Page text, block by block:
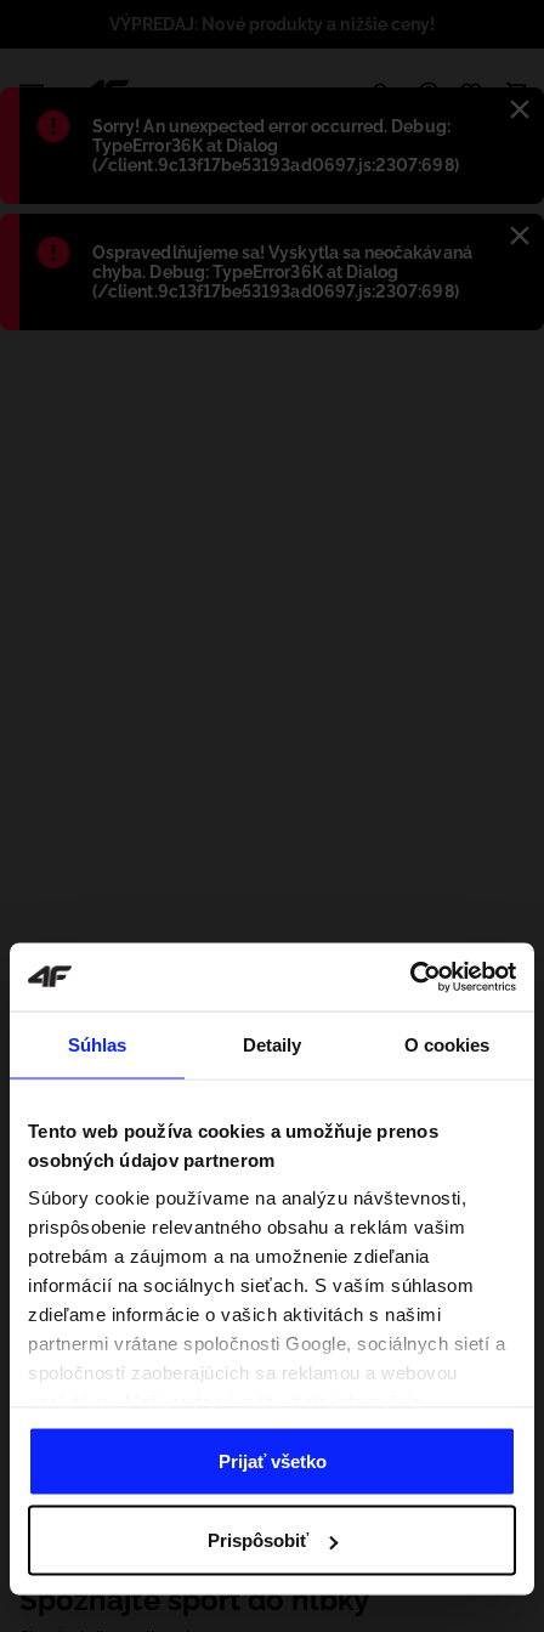
Súhlas Detaily O cookies
Tento web používa cookies a umožňuje prenos
osobných údajov partnerom
Súbory cookie používame na analýzu návštevnosti,
prispôsobenie relevantného obsahu a reklám vašim
potrebám a záujmom a na umožnenie zdieľania
informácií na sociálnych sieťach. S vaším súhlasom
zdieľame informácie o vašich aktivitách s našimi
partnermi vrátane spoločnosti Google, sociálnych sietí a
spoločností zaoberajúcich sa reklamou a webovou
kombinovať s inými, ktoré poskytnete mimo tejto
webovej stránky, ako aj s údajmi, ktoré získajú v
dôsledku vášho používania ich služieb. S vaším
našim partnerom, aby sme zacielili a zlepšili spôsob
zobrazovania online reklamy, vykonali analytický
prieskum, upravili obsah a zlepšili riešenia ponúkané
Prijať všetko
Prispôsobiť
Błąd:
Sorry! An unexpected error occurred. Debug:
TypeError36K at Dialog
(/client.9c13f17be53193ad0697.js:2307:698)
Błąd:
Ospravedlňujeme sa! Vyskytla sa neočakávaná
chyba. Debug: TypeError36K at Dialog
(/client.9c13f17be53193ad0697.js:2307:698)
VÝPREDAJ: Nové produkty a nižšie ceny!
Spoznajte šport do hĺbky